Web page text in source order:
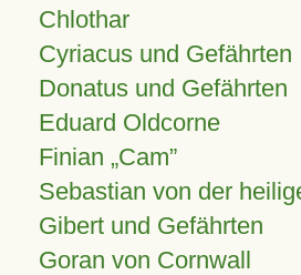
Chlothar
Cyriacus und Gefährten
Donatus und Gefährten
Eduard Oldcorne
Finian Cam
Sebastian von der
Gibert und Gefährten
Goran von Cornwall